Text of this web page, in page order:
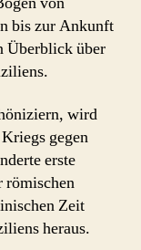
bis zur Ankunft
Überblick über
wird
gegen
erste
römischen
Zeit
heraus.